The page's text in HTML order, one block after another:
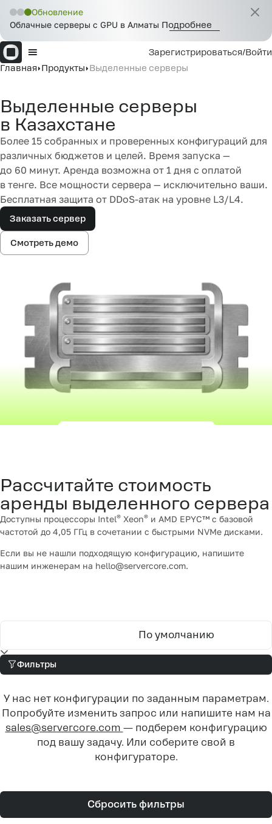
Обновление
Облачные серверы с GPU в Алматы Подробнее
Зарегистрироваться/Войти
Главная Продукты Выделенные серверы
Выделенные серверы
в Казахстане
Более 15 собранных и проверенных конфигураций для
различных бюджетов и целей. Время запуска —
до 60 минут. Аренда возможна от 1 дня с оплатой
в тенге. Все мощности сервера — исключительно ваши.
Бесплатная защита от DDoS-атак на уровне L3/L4.
Заказать сервер
Смотреть демо
Рассчитайте стоимость
аренды выделенного сервера
Доступны процессоры Intel® Xeon® и AMD EPYC™ с базовой
частотой до 4,05 ГГц в сочетании с быстрыми NVMe дисками.
Если вы не нашли подходящую конфигурацию, напишите
нашим инженерам на hello@servercore.com.
По умолчанию
Фильтры
У нас нет конфигурации по заданным параметрам.
Попробуйте изменить запрос или напишите нам на
sales@servercore.com — подберем конфигурацию
под вашу задачу. Или соберите свой в
конфигураторе.
Сбросить фильтры